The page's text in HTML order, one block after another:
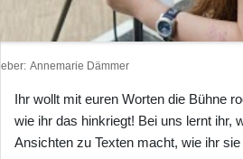
Annemarie Dämmer
Ihr wollt mit euren Worten die Bühne
wie ihr das hinkriegt! Bei uns lernt ihr,
Ansichten zu Texten macht, wie ihr